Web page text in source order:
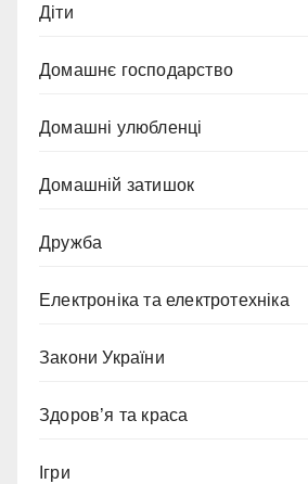
Діти
Домашнє господарство
Домашні улюбленці
Домашній затишок
Дружба
Електроніка та електротехніка
Закони України
Здоров’я та краса
Ігри